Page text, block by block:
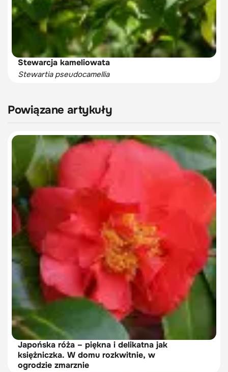
Stewarcja kameliowata
Stewartia pseudocamellia
Powiązane artykuły
Japońska róża – piękna i delikatna jak
księżniczka. W domu rozkwitnie, w
ogrodzie zmarznie